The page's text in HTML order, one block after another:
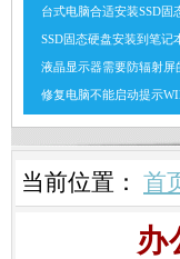
台式电脑合适安装SSD固
SSD固态硬盘安装到笔记
液晶显示器需要防辐射屏
修复电脑不能启动提示
当前位置： 首
办